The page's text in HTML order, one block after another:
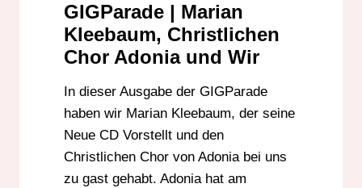
MUSICAL NEUE CD
OPEN OHR FESTIVAL
VERANSTALLTUNGEN
GIGParade | Marian
Kleebaum, Christlichen
Chor Adonia und Wir
In dieser Ausgabe der GIGParade
haben wir Marian Kleebaum, der seine
Neue CD Vorstellt und den
Christlichen Chor von Adonia bei uns
zu gast gehabt. Adonia hat am